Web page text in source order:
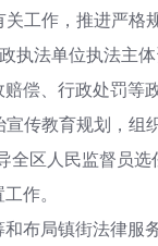
工作，推进严
法单位执法主
偿、行政处罚等
传教育规划，
区人民监督员选
作。
布局镇街法律服